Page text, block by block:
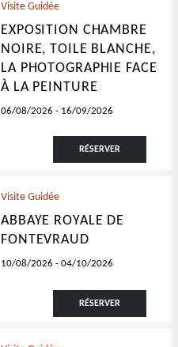
Visite Guidée
EXPOSITION CHAMBRE
NOIRE, TOILE BLANCHE,
LA PHOTOGRAPHIE FACE
À LA PEINTURE
06/08/2026 - 16/09/2026
RÉSERVER
Visite Guidée
ABBAYE ROYALE DE
FONTEVRAUD
10/08/2026 - 04/10/2026
RÉSERVER